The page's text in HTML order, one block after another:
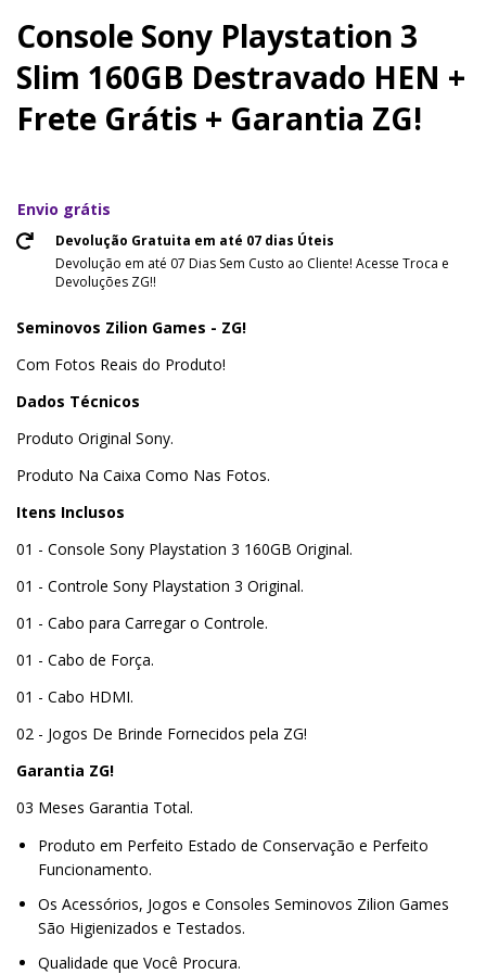
Console Sony Playstation 3
Slim 160GB Destravado HEN +
Frete Grátis + Garantia ZG!
Envio grátis
Devolução Gratuita em até 07 dias Úteis
Devolução em até 07 Dias Sem Custo ao Cliente! Acesse Troca e
Devoluções ZG!!
Seminovos Zilion Games - ZG!
Com Fotos Reais do Produto!
Dados Técnicos
Produto Original Sony.
Produto Na Caixa Como Nas Fotos.
Itens Inclusos
01 - Console Sony Playstation 3 160GB Original.
01 - Controle Sony Playstation 3 Original.
01 - Cabo para Carregar o Controle.
01 - Cabo de Força.
01 - Cabo HDMI.
02 - Jogos De Brinde Fornecidos pela ZG!
Garantia ZG!
03 Meses Garantia Total.
Produto em Perfeito Estado de Conservação e Perfeito
Funcionamento.
Os Acessórios, Jogos e Consoles Seminovos Zilion Games
São Higienizados e Testados.
Qualidade que Você Procura.